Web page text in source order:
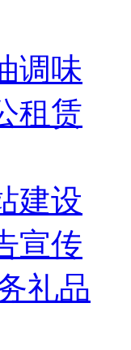
调味
租赁
建设
宣传
礼品